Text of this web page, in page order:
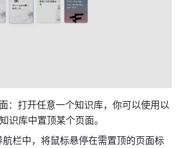
：打开任意一个知识库，你可以使用以
识库中置顶某个页面。
栏中，将鼠标悬停在需置顶的页面标